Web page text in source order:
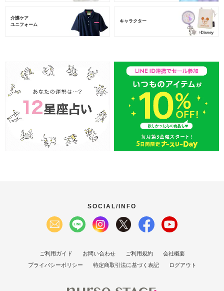
介護ケア
ユニフォーム
キャラクター
SOCIAL/INFO
ご利用ガイド お問い合わせ ご利用規約
会社概要
プライバシーポリシー
特定商取引法に基づく表記 ログアウト